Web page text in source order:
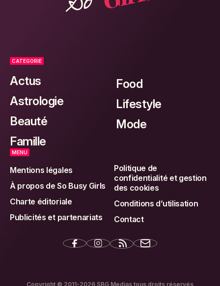
CATEGORIE
Actus
Astrologie
Beauté
Famille
Food
Lifestyle
Mode
MENU
Mentions légales
À propos de So Busy Girls
Charte éditoriale
Publicités et partenariats
Politique de
confidentialité et gestion
des cookies
Conditions d’utilisation
Contact
Copyright © 2011-2026 SBG Medias tous droits réservés